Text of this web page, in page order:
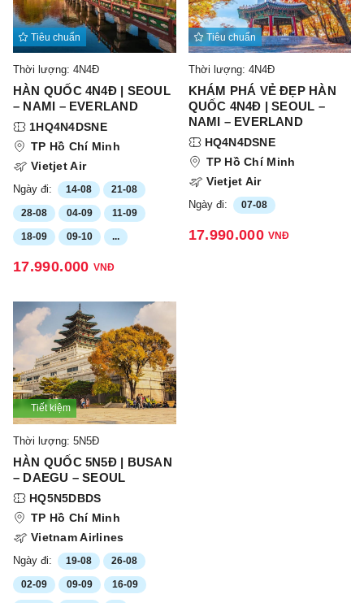
Tiêu chuẩn
Thời lượng: 4N4Đ
HÀN QUỐC 4N4Đ | SEOUL
– NAMI – EVERLAND
1HQ4N4DSNE
TP Hồ Chí Minh
Vietjet Air
Ngày đi: 14-08 21-08
28-08 04-09 11-09
18-09 09-10 ...
17.990.000 VNĐ
Tiêu chuẩn
Thời lượng: 4N4Đ
KHÁM PHÁ VẺ ĐẸP HÀN
QUỐC 4N4Đ | SEOUL –
NAMI – EVERLAND
HQ4N4DSNE
TP Hồ Chí Minh
Vietjet Air
Ngày đi: 07-08
17.990.000 VNĐ
Tiết kiệm
Thời lượng: 5N5Đ
HÀN QUỐC 5N5Đ | BUSAN
– DAEGU – SEOUL
HQ5N5DBDS
TP Hồ Chí Minh
Vietnam Airlines
Ngày đi: 19-08 26-08
02-09 09-09 16-09